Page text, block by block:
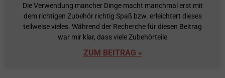
Die Verwendung mancher Dinge macht manchmal erst mit
dem richtigen Zubehör richtig Spaß bzw. erleichtert dieses
teilweise vieles. Während der Recherche für diesen Beitrag
war mir klar, dass viele Zubehörteile
ZUM BEITRAG »